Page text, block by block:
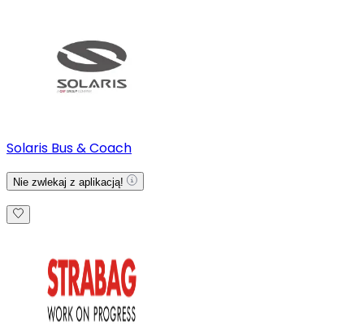
Solaris Bus & Coach
Nie zwlekaj z aplikacją!